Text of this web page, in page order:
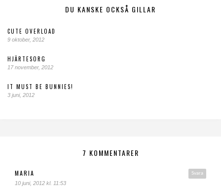
DU KANSKE OCKSÅ GILLAR
CUTE OVERLOAD
9 oktober, 2012
HJÄRTESORG
17 november, 2012
IT MUST BE BUNNIES!
3 juni, 2012
7 KOMMENTARER
Svara
MARIA
10 juni, 2012 kl. 11:53